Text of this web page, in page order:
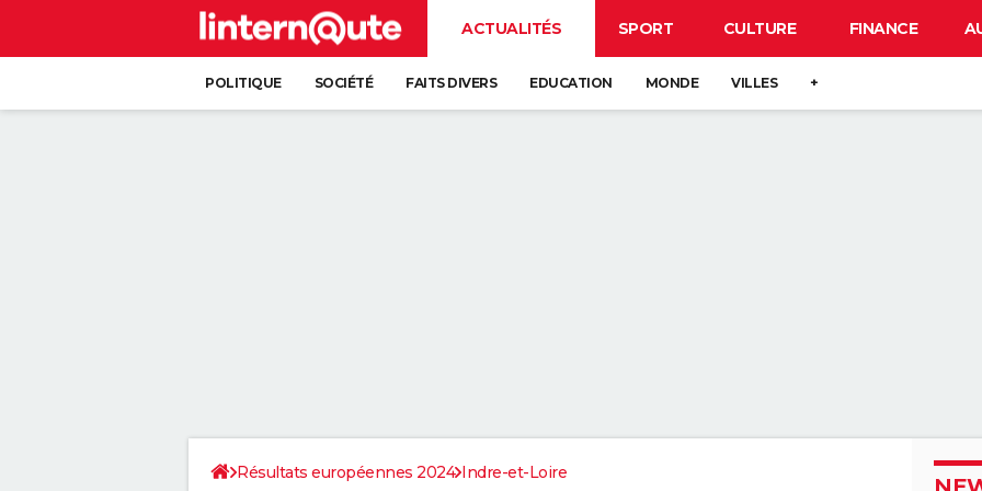
ACTUALITÉS SPORT CULTURE FINANCE
POLITIQUE SOCIÉTÉ FAITS DIVERS EDUCATION MONDE VILLES +
Résultats européennes 2024 Indre-et-Loire